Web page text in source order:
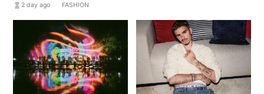
hourglass_full 2 day ago FASHION